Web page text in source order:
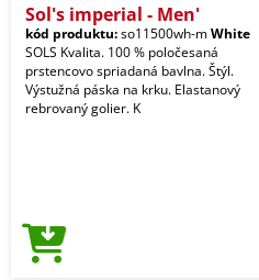
Sol's imperial - Men'
kód produktu:so11500wh-mWhite
SOLS Kvalita. 100 % poločesaná
prstencovo spriadaná bavlna. Štýl.
Výstužná páska na krku. Elastanový
rebrovaný golier. K